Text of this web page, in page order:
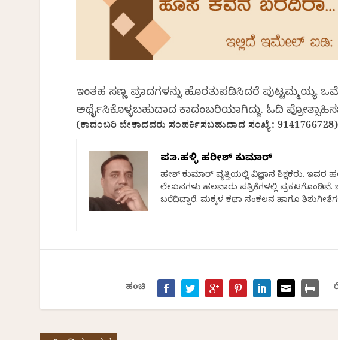
ಇಂತಹ ಸಣ್ಣ ಪ್ರಮಾದಗಳನ್ನು ಹೊರತುಪಡಿಸಿದರೆ ಪುಟ್ಟಮ್ಮಯ್ಯ
ಅರ್ಥೈಸಿಕೊಳ್ಳಬಹುದಾದ ಕಾದಂಬರಿಯಾಗಿದ್ದು. ಓದಿ
(ಕಾದಂಬರಿ ಬೇಕಾದವರು ಸಂಪರ್ಕಿಸಬಹುದಾದ ಸಂಖ್ಯೆ: 9141766728)
ಪ.ನಾ.ಹಳ್ಳಿ ಹರೀಶ್ ಕುಮಾರ್
ಹರೀಶ್‌ ಕುಮಾರ್‌ ವೃತ್ತಿಯಲ್ಲಿ ವಿಜ್ಞಾನ ಶಿಕ್ಷಕರು. ಇವರ
ಲೇಖನಗಳು ಹಲವಾರು ಪತ್ರಿಕೆಗಳಲ್ಲಿ
ಬರೆದಿದ್ದಾರೆ. ಮಕ್ಕಳ ಕಥಾ ಸಂಕಲನ ಹಾಗೂ
ಹಂಚಿ